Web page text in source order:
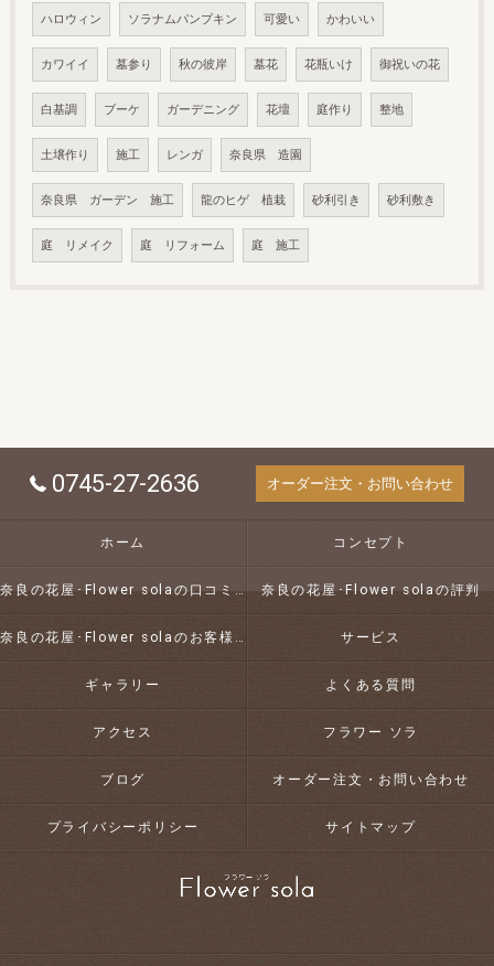
ハロウィン ソラナムパンプキン 可愛い かわいい
カワイイ 墓参り 秋の彼岸 墓花 花瓶いけ 御祝いの花
白基調 ブーケ ガーデニング 花壇 庭作り 整地
土壌作り 施工 レンガ 奈良県 造園
奈良県 ガーデン 施工 龍のヒゲ 植栽 砂利引き 砂利敷き
庭 リメイク 庭 リフォーム 庭 施工
0745-27-2636 オーダー注文・お問い合わせ
ホーム コンセプト
奈良の花屋･Flower solaの口コミ情報 奈良の花屋･Flower solaの評判
奈良の花屋･Flower solaのお客様の声 サービス
ギャラリー よくある質問
アクセス フラワー ソラ
ブログ オーダー注文・お問い合わせ
プライバシーポリシー サイトマップ